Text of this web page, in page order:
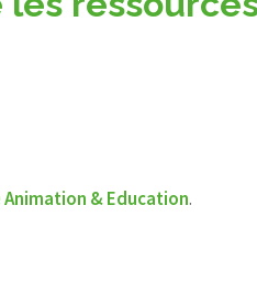
& Education.